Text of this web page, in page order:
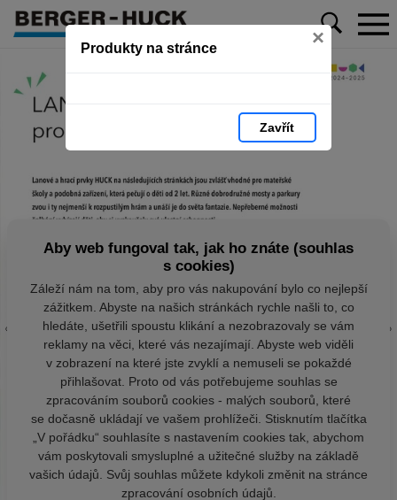
Produkty na stránce ×
Zavřít
Aby web fungoval tak, jak ho znáte (souhlas
s cookies)
Záleží nám na tom, aby pro vás nakupování bylo co nejlepší
zážitkem. Abyste na našich stránkách rychle našli to, co
hledáte, ušetřili spoustu klikání a nezobrazovaly se vám
reklamy na věci, které vás nezajímají. Abyste web viděli
v zobrazení na které jste zvyklí a nemuseli se pokaždé
přihlašovat. Proto od vás potřebujeme souhlas se
zpracováním souborů cookies - malých souborů, které
se dočasně ukládají ve vašem prohlížeči. Stisknutím tlačítka
„V pořádku“ souhlasíte s nastavením cookies tak, abychom
vám poskytovali smysluplné a užitečné služby na základě
vašich údajů. Svůj souhlas můžete kdykoli změnit na stránce
zpracování osobních údajů.